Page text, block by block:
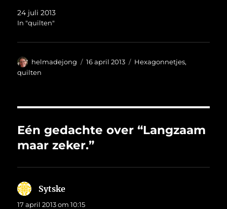
24 juli 2013
In "quilten"
Auteur
helmadejong
Geplaatst
16 april 2013 Categorieën
Hexagonnetjes,
quilten
Eén gedachte over “Langzaam
maar zeker.”
Sytske
17 april 2013 om 10:15